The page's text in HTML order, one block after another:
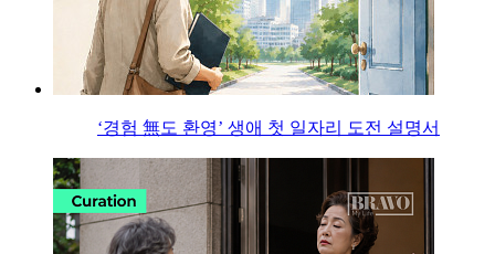
‘경험 無도 환영’ 생애 첫 일자리 도전 설명서